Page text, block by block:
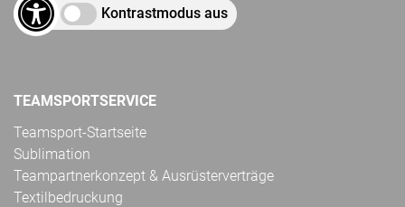
Kontrastmodus aus
TEAMSPORTSERVICE
Teamsport-Startseite
Sublimation
Teampartnerkonzept & Ausrüsterverträge
Textilbedruckung